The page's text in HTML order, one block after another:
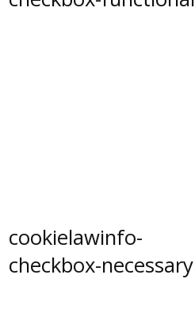
cookielawinfo-
checkbox-necessary